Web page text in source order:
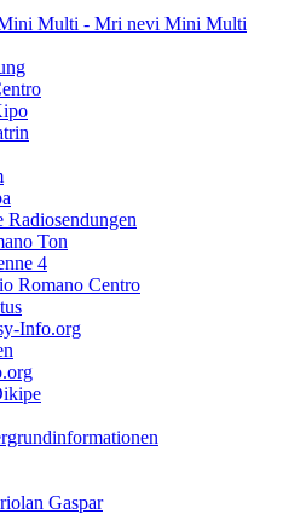
Multi - Mri nevi Mini Multi
Radiosendungen
Ton
4
Romano Centro
Info.org
Gaspar